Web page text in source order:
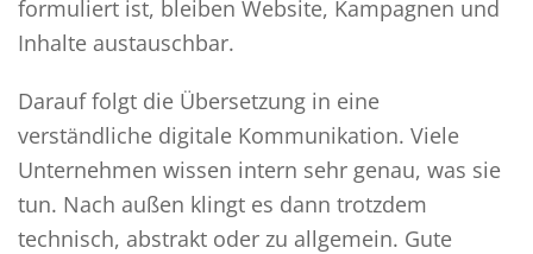
formuliert ist, bleiben Website, Kampagnen und
Inhalte austauschbar.
Darauf folgt die Übersetzung in eine
verständliche digitale Kommunikation. Viele
Unternehmen wissen intern sehr genau, was sie
tun. Nach außen klingt es dann trotzdem
technisch, abstrakt oder zu allgemein. Gute